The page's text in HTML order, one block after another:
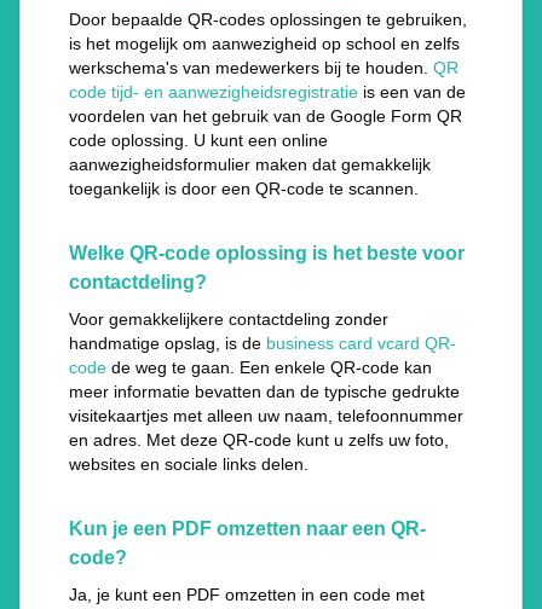
Door bepaalde QR-codes oplossingen te gebruiken,
is het mogelijk om aanwezigheid op school en zelfs
werkschema's van medewerkers bij te houden. QR
code tijd- en aanwezigheidsregistratie is een van de
voordelen van het gebruik van de Google Form QR
code oplossing. U kunt een online
aanwezigheidsformulier maken dat gemakkelijk
toegankelijk is door een QR-code te scannen.
Welke QR-code oplossing is het beste voor
contactdeling?
Voor gemakkelijkere contactdeling zonder
handmatige opslag, is de business card vcard QR-
code de weg te gaan. Een enkele QR-code kan
meer informatie bevatten dan de typische gedrukte
visitekaartjes met alleen uw naam, telefoonnummer
en adres. Met deze QR-code kunt u zelfs uw foto,
websites en sociale links delen.
Kun je een PDF omzetten naar een QR-
code?
Ja, je kunt een PDF omzetten in een code met